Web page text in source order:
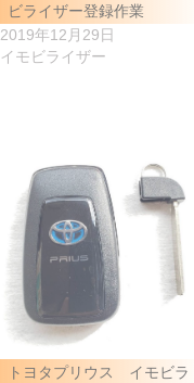
ビライザー登録作業
2019年12月29日
イモビライザー
トヨタプリウス イモビラ